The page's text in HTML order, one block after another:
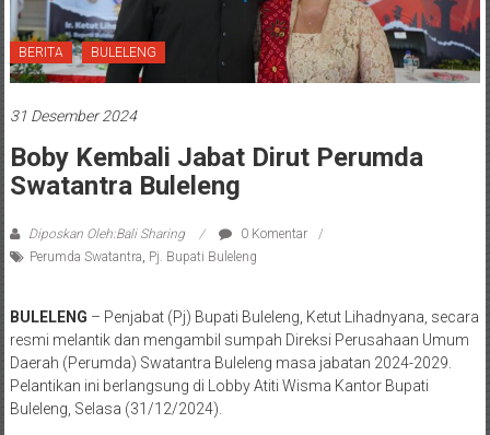
BERITA BULELENG
31 Desember 2024
Boby Kembali Jabat Dirut Perumda
Swatantra Buleleng
Diposkan Oleh:Bali Sharing
0 Komentar
Perumda Swatantra Pj. Bupati Buleleng
BULELENG – Penjabat (Pj) Bupati Buleleng, Ketut Lihadnyana, secara
resmi melantik dan mengambil sumpah Direksi Perusahaan Umum
Daerah (Perumda) Swatantra Buleleng masa jabatan 2024-2029.
Pelantikan ini berlangsung di Lobby Atiti Wisma Kantor Bupati
Buleleng, Selasa (31/12/2024).